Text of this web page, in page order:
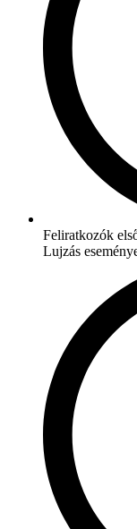
Feliratkozók
Lujzás